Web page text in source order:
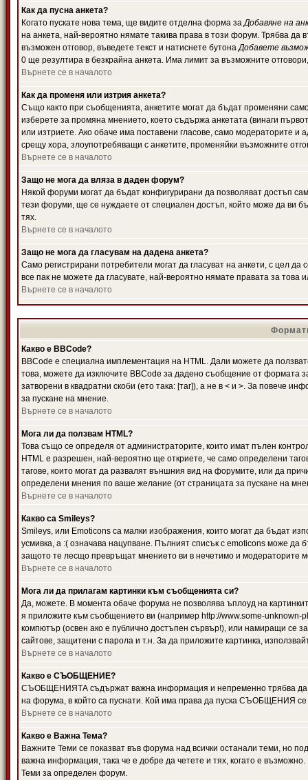
Как да пусна анкета?
Когато пускате нова тема, ще видите отделна форма заДобавяне на
на анкета, най-вероятно нямате такива права в този форум. Трябва да
възможен отговор, въведете текст и натиснете бутонаДобавете
0 ще резултира в безкрайна анкета. Има лимит за възможните
Върнете се в началото
Как да променя или изтрия анкета?
Също както при съобщенията, анкетите могат да бъдат променяни
изберете за промяна мнението, което съдържа анкетата (винаги
или изтриете. Ако обаче има поставени гласове, само модераторите и
срещу хора, злоупотребяващи с анкетите, променяйки възможните
Върнете се в началото
Защо не мога да вляза в даден форум?
Някой форуми могат да бъдат конфигурирани да позволяват достъп
тези форуми, ще се нуждаете от специален достъп, който може да ви
тях.
Върнете се в началото
Защо не мога да гласувам на дадена анкета?
Само регистрирани потребители могат да гласуват на анкети, с цел
все пак не можете да гласувате, най-вероятно нямате правата за това
Върнете се в началото
Какво е BBCode?
BBCode е специална имплементация на HTML. Дали можете да
това, можете да изключите BBCode за дадено съобщение от формата
затворени в квадратни скоби (ето така: [таг]), а не в < и >. За повече
за пускане на мнение.
Върнете се в началото
Мога ли да ползвам HTML?
Това също се определя от администраторите, които имат пълен
HTML е разрешен, най-вероятно ще откриете, че само определени
тагове, които могат да развалят външния вид на форумите, или да
определени мнения по ваше желание (от страницата за пускане на
Върнете се в началото
Какво са Smileys?
Smileys, или Emoticons са малки изображения, които могат да бъдат
усмивка, а :( означава нацупване. Пълният списък с emoticons може да
защото те лесщо превръщат мнението ви в нечетимо и модераторите
Върнете се в началото
Мога ли да прилагам картинки към съобщенията си?
Да, можете. В момента обаче форума не позволява ъплоуд на
я приложите към съобщението ви (например http://www.some-
компютър (освен ако е публично достъпен сървър!), или намиращи се
сайтове, защитени с парола и т.н. За да приложите картинка,
Върнете се в началото
Какво е СЪОБЩЕНИЕ?
СЪОБЩЕНИЯТА съдържат важна информация и непременно трябва да
на форума, в който са пуснати. Кой има права да пуска СЪОБЩЕНИЯ се
Върнете се в началото
Какво е Важна Тема?
Важните Теми се показват във форума над всички останали теми,
важна информация, така че е добре да четете и тях, когато е
Теми за определен форум.